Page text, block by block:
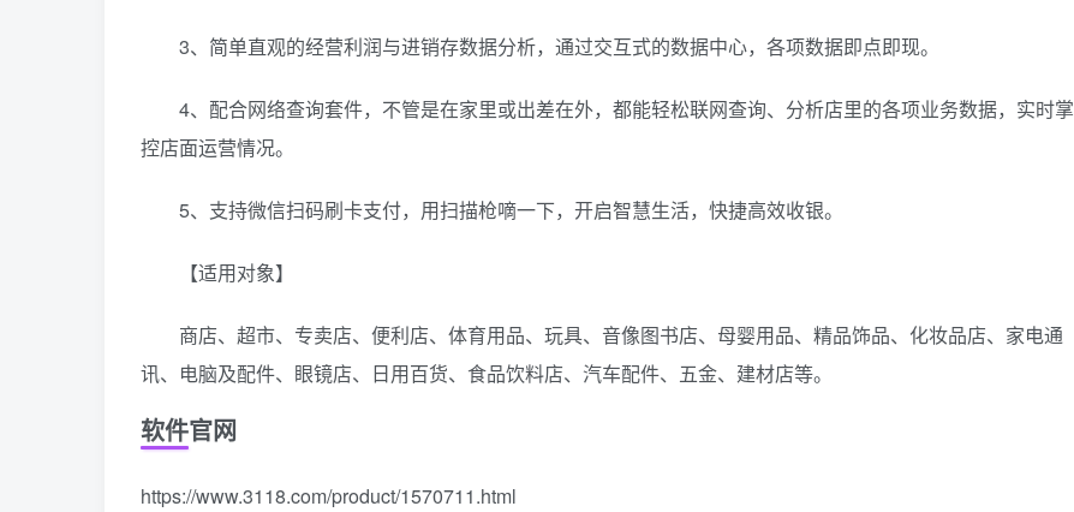
3、简单直观的经营利润与进销存数据分析，通过交互式的数据中心，各项数据即点即现。
4、配合网络查询套件，不管是在家里或出差在外，都能轻松联网查询、分析店里的各项业务数据，实时掌
控店面运营情况。
5、支持微信扫码刷卡支付，用扫描枪嘀一下，开启智慧生活，快捷高效收银。
【适用对象】
商店、超市、专卖店、便利店、体育用品、玩具、音像图书店、母婴用品、精品饰品、化妆品店、家电通
讯、电脑及配件、眼镜店、日用百货、食品饮料店、汽车配件、五金、建材店等。
软件官网
https://www.3118.com/product/1570711.html